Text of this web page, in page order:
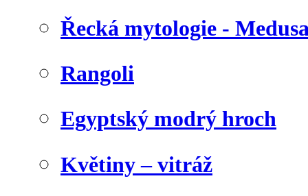
Řecká mytologie -
Rangoli
Egyptský modrý hroch
Květiny – vitráž